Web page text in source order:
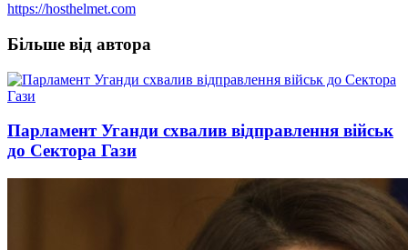
https://hosthelmet.com
Більше від автора
Парламент Уганди схвалив відправлення військ
до Сектора Гази